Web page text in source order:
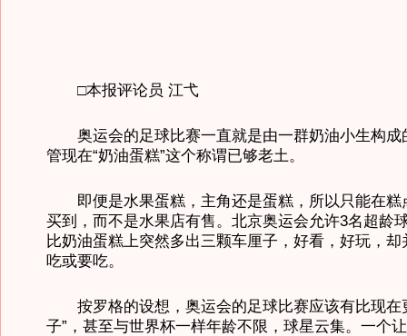
□本报评论员 江弋
奥运会的足球比赛一直就是由一群奶油小生构成
管现在“奶油蛋糕”这个称谓已够老土。
即便是水果蛋糕，主角还是蛋糕，所以只能在糕
买到，而不是水果店有售。北京奥运会允许3名超龄
比奶油蛋糕上突然多出三颗车厘子，好看，好玩，却
吃或要吃。
按罗格的设想，奥运会的足球比赛应该有比现在
子”，甚至与世界杯一样年龄不限，球星云集。一个